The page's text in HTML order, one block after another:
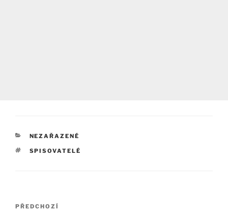
RUBRIKY
NEZAŘAZENÉ
ŠTÍTKY
SPISOVATELÉ
Navigace
Předchozí
PŘEDCHOZÍ